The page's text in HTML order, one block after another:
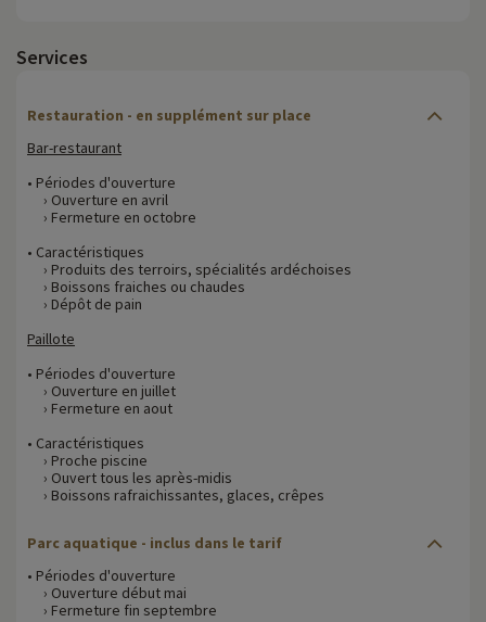
Services
Restauration - en supplément sur place
Bar-restaurant
• Périodes d'ouverture
› Ouverture en avril
› Fermeture en octobre
• Caractéristiques
› Produits des terroirs, spécialités ardéchoises
› Boissons fraiches ou chaudes
› Dépôt de pain
Paillote
• Périodes d'ouverture
› Ouverture en juillet
› Fermeture en aout
• Caractéristiques
› Proche piscine
› Ouvert tous les après-midis
› Boissons rafraichissantes, glaces, crêpes
Parc aquatique - inclus dans le tarif
• Périodes d'ouverture
› Ouverture début mai
› Fermeture fin septembre